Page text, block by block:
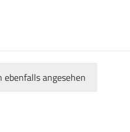
ebenfalls angesehen